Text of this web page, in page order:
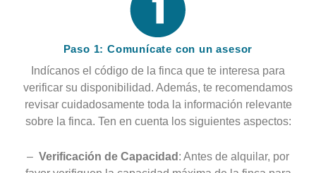
Paso 1: Comunícate con un asesor
Indícanos el código de la finca que te interesa para
verificar su disponibilidad. Además, te recomendamos
revisar cuidadosamente toda la información relevante
sobre la finca. Ten en cuenta los siguientes aspectos:
– Verificación de Capacidad : Antes de alquilar, por